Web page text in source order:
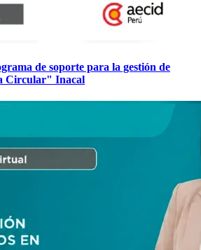
de soporte para la gestión de
Circular" Inacal